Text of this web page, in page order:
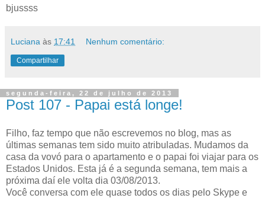
bjussss
Luciana às 17:41 Nenhum comentário:
Compartilhar
segunda-feira, 22 de julho de 2013
Post 107 - Papai está longe!
Filho, faz tempo que não escrevemos no blog, mas as
últimas semanas tem sido muito atribuladas. Mudamos da
casa da vovó para o apartamento e o papai foi viajar para os
Estados Unidos. Esta já é a segunda semana, tem mais a
próxima daí ele volta dia 03/08/2013.
Você conversa com ele quase todos os dias pelo Skype e